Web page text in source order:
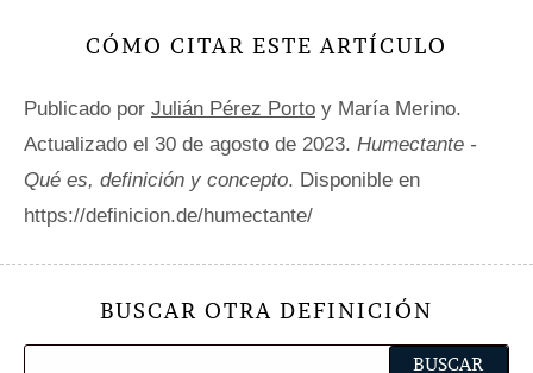
CÓMO CITAR ESTE ARTÍCULO
Publicado por Julián Pérez Porto y María Merino.
Actualizado el 30 de agosto de 2023. Humectante -
Qué es, definición y concepto. Disponible en
https://definicion.de/humectante/
BUSCAR OTRA DEFINICIÓN